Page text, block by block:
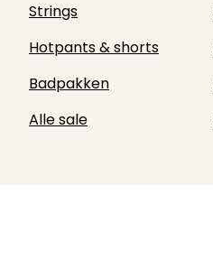
Strings
Hotpants & shorts
Badpakken
Alle sale